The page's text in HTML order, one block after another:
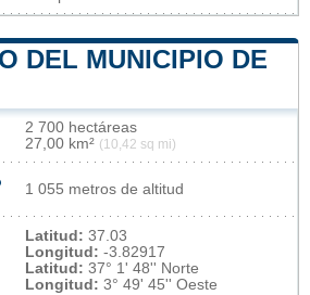
DEL MUNICIPIO DE
2 700 hectáreas
27,00 km² (10,42 sq mi)
1 055 metros de altitud
Latitud: 37.03
Longitud: -3.82917
Latitud: 37° 1' 48'' Norte
Longitud: 3° 49' 45'' Oeste